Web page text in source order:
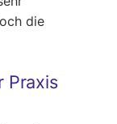
die
Praxis